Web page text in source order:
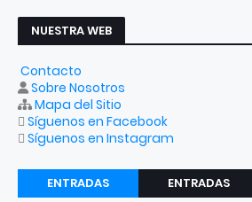
NUESTRA WEB
Contacto
Sobre Nosotros
Mapa del Sitio
Síguenos en Facebook
Síguenos en Instagram
ENTRADAS
ENTRADAS